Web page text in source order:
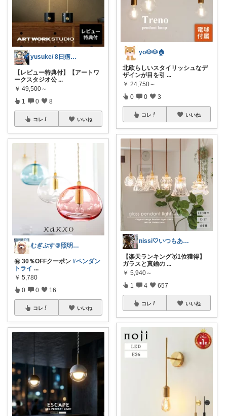
yusuke/ 8日購入感謝♫
【レビュー特典付】【アートワ
ークスタジオ公 ...
￥ 49,500～
1 0 8
コレ いいね
むぎぷす＠照明とインテリアと北欧食器
㊕ 30％OFFクーポン #ペンダン
トライ ...
￥ 5,780
0 0 16
コレ いいね
yo🐶🐶🏠
北欧らしいスタイリッシュなデ
ザインが目を引 ...
￥ 24,750～
0 0 3
コレ いいね
nissi🤍いつもありがとう🍀
【楽天ランキング🥇1位獲得】
ガラスと真鍮の ...
￥ 5,940～
1 4 657
コレ いいね